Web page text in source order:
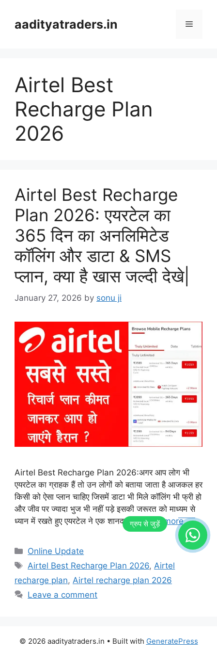
contentaadityatraders.in Menu
Airtel Best
Recharge Plan
2026
Airtel Best Recharge
Plan 2026: एयरटेल का
365 दिन का अनलिमिटेड
कॉलिंग और डाटा & SMS
प्लान, क्या है खास जल्दी देखे|
January 27, 2026 by sonu ji
Airtel Best Recharge Plan 2026:अगर आप लोग भी
एयरटेल का ग्राहक हैं तो उन लोगों को बताया जाता है आजकल हर
किसी को ऐसा प्लान चाहिए जिसमें डाटा भी मिले कॉलिंग भी फ्री हो
और जीव पर ज्यादा भुज भी नहीं पड़े इसकी जरूरत को माध्यम से
ध्यान में रखते हुए एयरटेल ने एक शानदार …Read more
Categories
Online Update
Tags
Airtel Best Recharge Plan 2026,Airtel
recharge plan, Airtel recharge plan 2026
Leave a comment
© 2026 aadityatraders.in • Built with GeneratePress